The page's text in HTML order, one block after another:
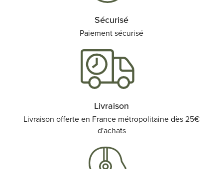
Sécurisé
Paiement sécurisé
Livraison
Livraison offerte en France métropolitaine dès 25€
d'achats